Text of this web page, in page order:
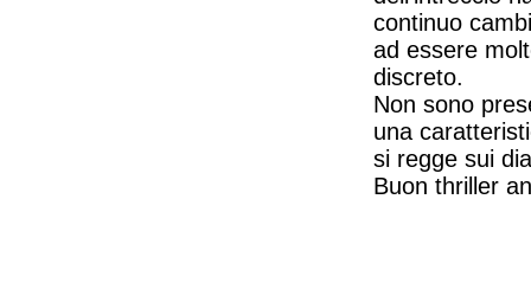
continuo
ad essere
discreto.
Non sono
una
si regge sui
Buon thriller